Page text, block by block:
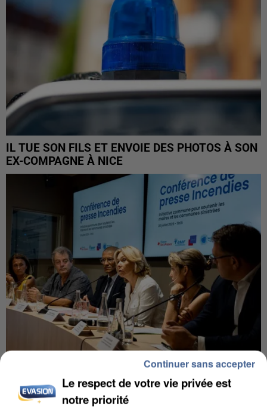
IL TUE SON FILS ET ENVOIE DES PHOTOS À SON
EX-COMPAGNE À NICE
INCENDIES : L’ÎLE-DE-FRANCE LANCE UN ÉLAN
DE SOLIDARITÉ AVEC LES...
Le respect de votre vie privée est
notre priorité
Continuer sans accepter